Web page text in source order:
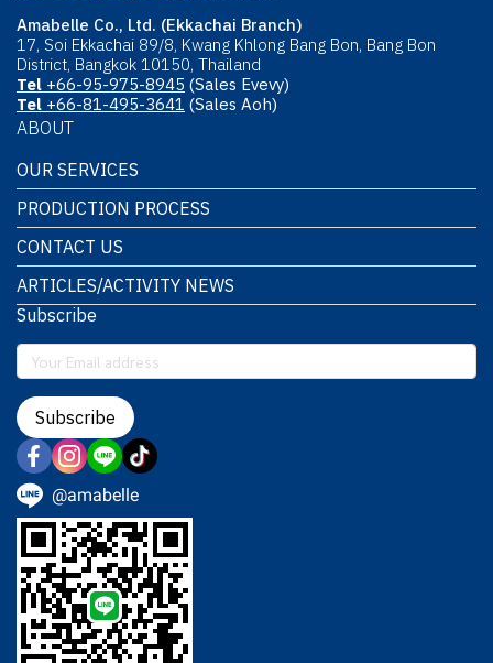
Amabelle Co., Ltd. (Ekkachai Branch)
17, Soi Ekkachai 89/8, Kwang Khlong Bang Bon, Bang Bon
District, Bangkok 10150, Thailand
Tel +66-95-975-8945 (Sales Evevy)
Tel +66-81-495-3641 (Sales Aoh)
ABOUT
OUR SERVICES
PRODUCTION PROCESS
CONTACT US
ARTICLES/ACTIVITY NEWS
Subscribe
Subscribe
@amabelle